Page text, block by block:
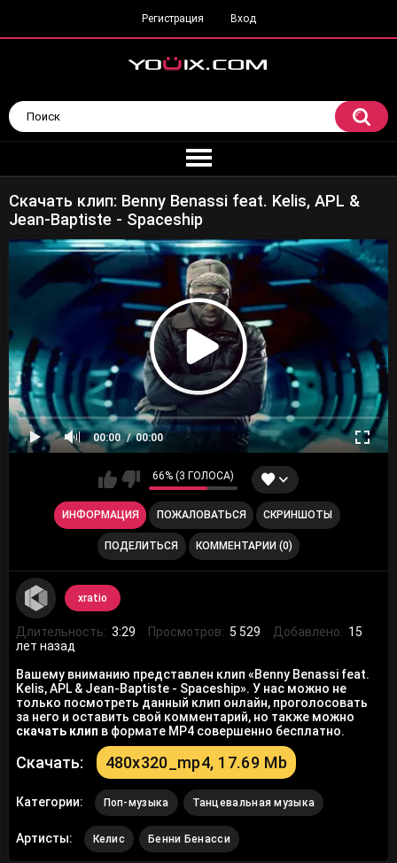
Регистрация Вход
Скачать клип: Benny Benassi feat. Kelis, APL &
Jean-Baptiste - Spaceship
00:00 00:00
66% (3 ГОЛОСА)
ИНФОРМАЦИЯ ПОЖАЛОВАТЬСЯ СКРИНШОТЫ
ПОДЕЛИТЬСЯ КОММЕНТАРИИ (0)
xratio
Длительность: 3:29 Просмотров: 5 529 Добавлено: 15
лет назад
Вашему вниманию представлен клип «Benny Benassi feat.
Kelis, APL & Jean-Baptiste - Spaceship». У нас можно не
только посмотреть данный клип онлайн, проголосовать
за него и оставить свой комментарий, но также можно
скачать клип в формате MP4 совершенно бесплатно.
Скачать: 480x320_mp4, 17.69 Mb
Категории: Поп-музыка Танцевальная музыка
Артисты: Келис Бенни Бенасси